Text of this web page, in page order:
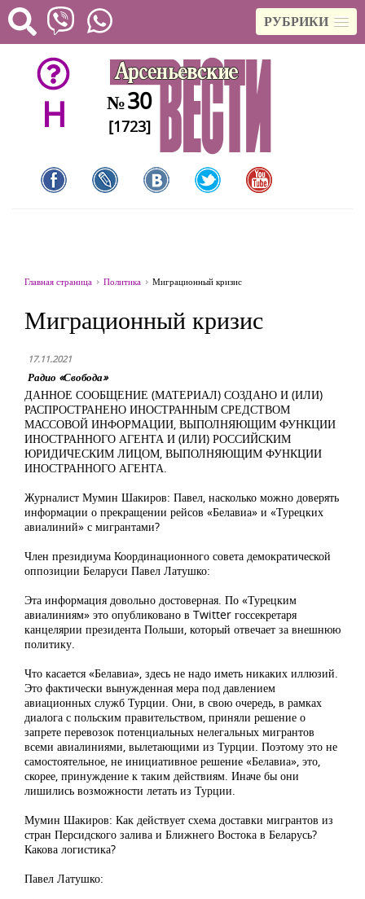
РУБРИКИ
H №30
[1723]
Главная страница Политика Миграционный кризис
Миграционный кризис
17.11.2021
Радио «Свобода»
ДАННОЕ СООБЩЕНИЕ (МАТЕРИАЛ) СОЗДАНО И (ИЛИ)
РАСПРОСТРАНЕНО ИНОСТРАННЫМ СРЕДСТВОМ
МАССОВОЙ ИНФОРМАЦИИ, ВЫПОЛНЯЮЩИМ ФУНКЦИИ
ИНОСТРАННОГО АГЕНТА И (ИЛИ) РОССИЙСКИМ
ЮРИДИЧЕСКИМ ЛИЦОМ, ВЫПОЛНЯЮЩИМ ФУНКЦИИ
ИНОСТРАННОГО АГЕНТА.
Журналист Мумин Шакиров: Павел, насколько можно доверять
информации о прекращении рейсов «Белавиа» и «Турецких
авиалиний» с мигрантами?
Член президиума Координационного совета демократической
оппозиции Беларуси Павел Латушко:
Эта информация довольно достоверная. По «Турецким
авиалиниям» это опубликовано в Twitter госсекретаря
канцелярии президента Польши, который отвечает за внешнюю
политику.
Что касается «Белавиа», здесь не надо иметь никаких иллюзий.
Это фактически вынужденная мера под давлением
авиационных служб Турции. Они, в свою очередь, в рамках
диалога с польским правительством, приняли решение о
запрете перевозок потенциальных нелегальных мигрантов
всеми авиалиниями, вылетающими из Турции. Поэтому это не
самостоятельное, не инициативное решение «Белавиа», это,
скорее, принуждение к таким действиям. Иначе бы они
лишились возможности летать из Турции.
Мумин Шакиров: Как действует схема доставки мигрантов из
стран Персидского залива и Ближнего Востока в Беларусь?
Какова логистика?
Павел Латушко: